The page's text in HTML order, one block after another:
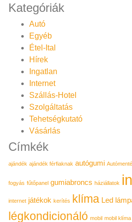
Kategóriák
Autó
Egyéb
Étel-Ital
Hírek
Ingatlan
Internet
Szállás-Hotel
Szolgáltatás
Tehetségkutató
Vásárlás
Címkék
ajándék ajándék férfiaknak autógumi
fogyás fűtőpanel gumiabroncs háziállatok
internet játékok kerítés klíma Led
légkondicionáló mobil mobil klíma